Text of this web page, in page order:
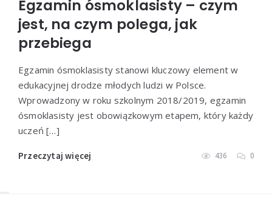
Egzamin ósmoklasisty – czym
jest, na czym polega, jak
przebiega
Egzamin ósmoklasisty stanowi kluczowy element w
edukacyjnej drodze młodych ludzi w Polsce.
Wprowadzony w roku szkolnym 2018/2019, egzamin
ósmoklasisty jest obowiązkowym etapem, który każdy
uczeń […]
Przeczytaj więcej 436 0